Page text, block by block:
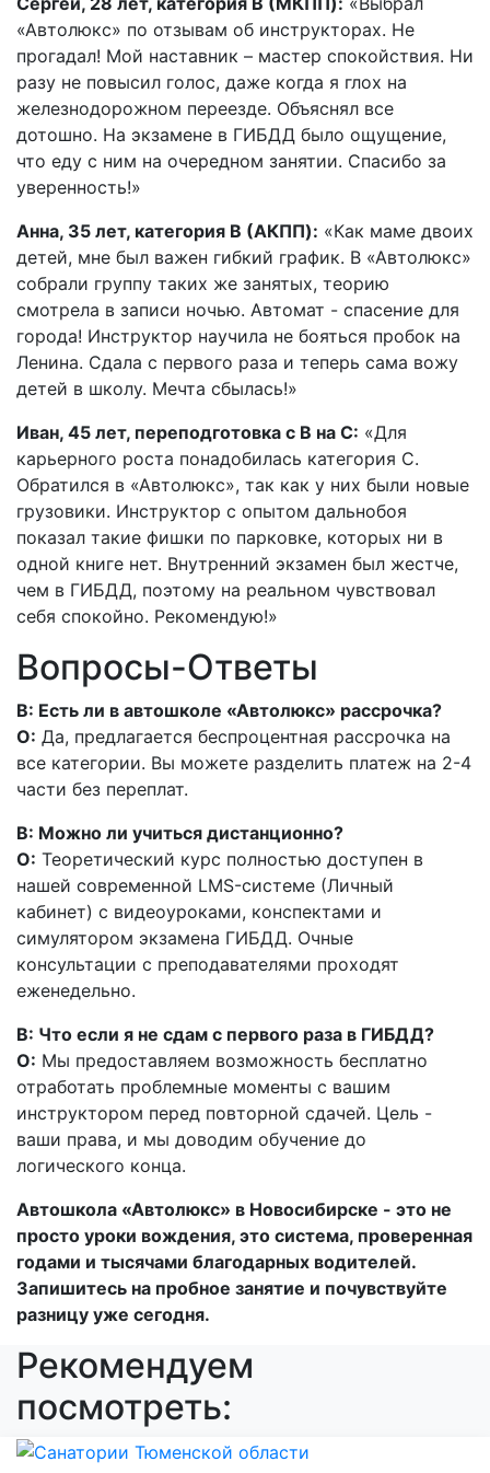
«Автолюкс» по отзывам об инструкторах. Не
прогадал! Мой наставник – мастер спокойствия. Ни
разу не повысил голос, даже когда я глох на
железнодорожном переезде. Объяснял все
дотошно. На экзамене в ГИБДД было ощущение,
что еду с ним на очередном занятии. Спасибо за
уверенность!»
Анна, 35 лет, категория B (АКПП): «Как маме двоих
детей, мне был важен гибкий график. В «Автолюкс»
собрали группу таких же занятых, теорию
смотрела в записи ночью. Автомат - спасение для
города! Инструктор научила не бояться пробок на
Ленина. Сдала с первого раза и теперь сама вожу
детей в школу. Мечта сбылась!»
Иван, 45 лет, переподготовка с B на C: «Для
карьерного роста понадобилась категория C.
Обратился в «Автолюкс», так как у них были новые
грузовики. Инструктор с опытом дальнобоя
показал такие фишки по парковке, которых ни в
одной книге нет. Внутренний экзамен был жестче,
чем в ГИБДД, поэтому на реальном чувствовал
себя спокойно. Рекомендую!»
Вопросы-Ответы
В: Есть ли в автошколе «Автолюкс» рассрочка?
О: Да, предлагается беспроцентная рассрочка на
все категории. Вы можете разделить платеж на 2-4
части без переплат.
В: Можно ли учиться дистанционно?
О: Теоретический курс полностью доступен в
нашей современной LMS-системе (Личный
кабинет) с видеоуроками, конспектами и
симулятором экзамена ГИБДД. Очные
консультации с преподавателями проходят
еженедельно.
В: Что если я не сдам с первого раза в ГИБДД?
О: Мы предоставляем возможность бесплатно
отработать проблемные моменты с вашим
инструктором перед повторной сдачей. Цель -
ваши права, и мы доводим обучение до
логического конца.
Автошкола «Автолюкс» в Новосибирске - это не
просто уроки вождения, это система, проверенная
годами и тысячами благодарных водителей.
Запишитесь на пробное занятие и почувствуйте
разницу уже сегодня.
Рекомендуем
посмотреть: